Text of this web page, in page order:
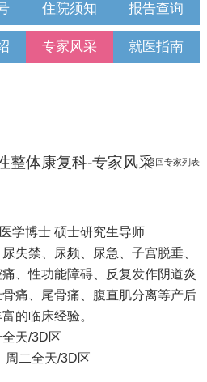
住院须知 报告查询
专家风采 就医指南
整体康复科-专家风采返回专家列表
学博士 硕士研究生导师
失禁、尿频、尿急、子宫脱垂、
、性功能障碍、反复发作阴道炎
痛、尾骨痛、腹直肌分离等产后
的临床经验。
天/3D区
周二全天/3D区